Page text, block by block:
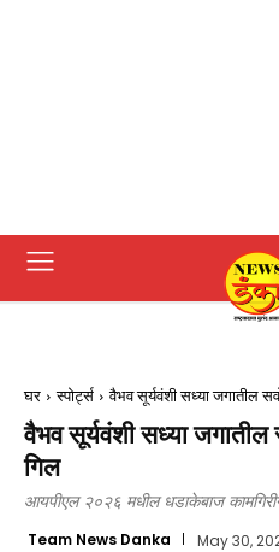
घर स्पोर्ट्स वैभव सूर्यवंशी सध्या जगातील
वैभव सूर्यवंशी सध्या
गिल
आयपीएल २०२६ मधील धडाकेबाज
Team News Danka May 30,